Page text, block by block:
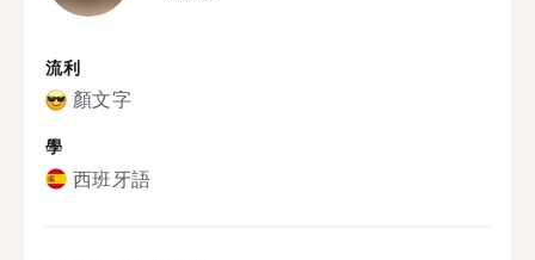
流利
顏文字
學
西班牙語